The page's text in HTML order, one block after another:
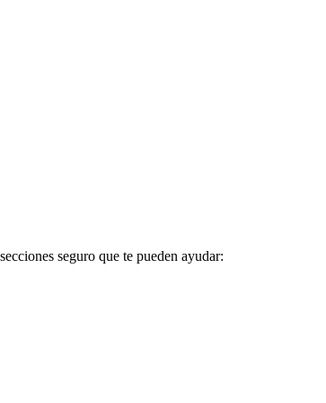
seguro que te pueden ayudar: